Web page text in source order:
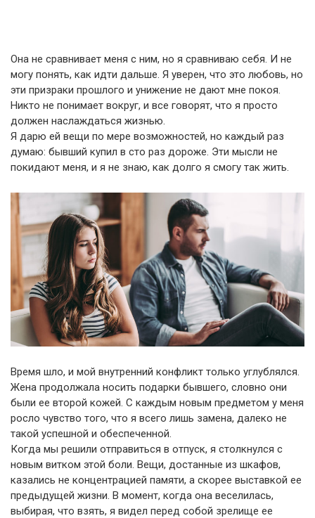
Она не сравнивает меня с ним, но я сравниваю себя. И не
могу понять, как идти дальше. Я уверен, что это любовь, но
эти призраки прошлого и унижение не дают мне покоя.
Никто не понимает вокруг, и все говорят, что я просто
должен наслаждаться жизнью.
Я дарю ей вещи по мере возможностей, но каждый раз
думаю: бывший купил в сто раз дороже. Эти мысли не
покидают меня, и я не знаю, как долго я смогу так жить.
Время шло, и мой внутренний конфликт только углублялся.
Жена продолжала носить подарки бывшего, словно они
были ее второй кожей. С каждым новым предметом у меня
росло чувство того, что я всего лишь замена, далеко не
такой успешной и обеспеченной.
Когда мы решили отправиться в отпуск, я столкнулся с
новым витком этой боли. Вещи, достанные из шкафов,
казались не концентрацией памяти, а скорее выставкой ее
предыдущей жизни. В момент, когда она веселилась,
выбирая, что взять, я видел перед собой зрелище ее